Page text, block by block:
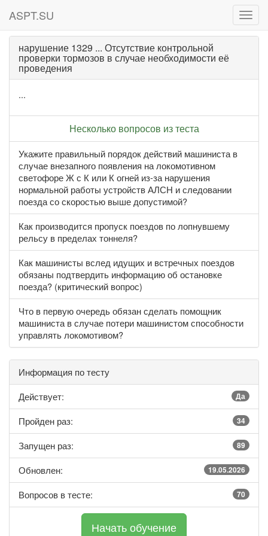
ASPT.SU
нарушение 1329 ... Отсутствие контрольной
проверки тормозов в случае необходимости её
проведения
...
Несколько вопросов из теста
Укажите правильный порядок действий машиниста в
случае внезапного появления на локомотивном
светофоре Ж с К или К огней из-за нарушения
нормальной работы устройств АЛСН и следовании
поезда со скоростью выше допустимой?
Как производится пропуск поездов по лопнувшему
рельсу в пределах тоннеля?
Как машинисты вслед идущих и встречных поездов
обязаны подтвердить информацию об остановке
поезда? (критический вопрос)
Что в первую очередь обязан сделать помощник
машиниста в случае потери машинистом способности
управлять локомотивом?
Информация по тесту
Действует:
Да
Пройден раз: 34
Запущен раз: 89
Обновлен: 19.05.2026
Вопросов в тесте: 70